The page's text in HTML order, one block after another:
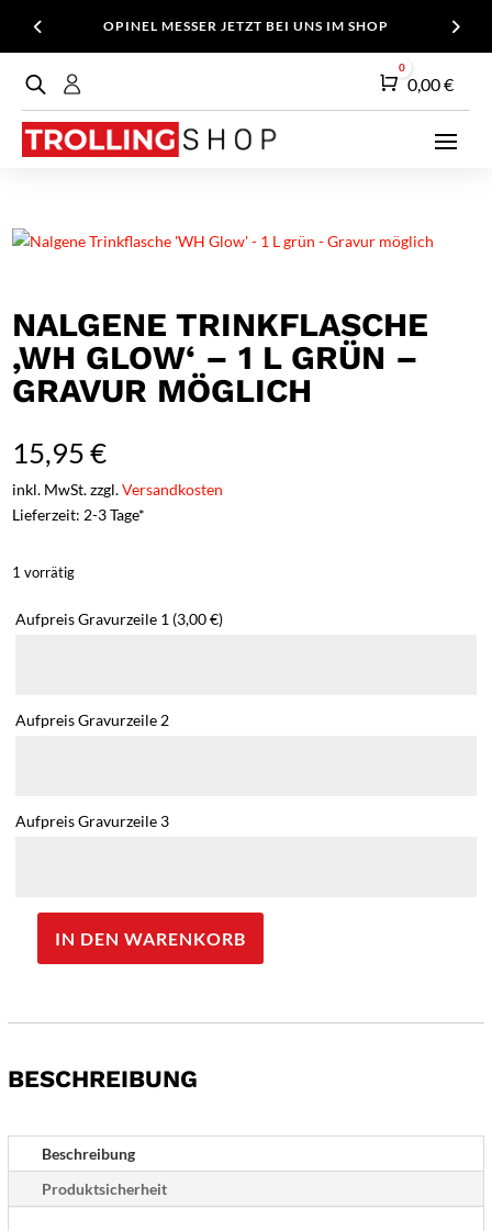
OPINEL MESSER JETZT BEI UNS IM SHOP
Warenkorb
0
0,00€
NALGENE TRINKFLASCHE
‚WH GLOW‘ – 1 L GRÜN –
GRAVUR MÖGLICH
15,95€
inkl. MwSt. zzgl.Versandkosten
Lieferzeit: 2-3 Tage*
1 vorrätig
Aufpreis Gravurzeile 1 (3,00 €)
Aufpreis Gravurzeile 2
Aufpreis Gravurzeile 3
Nalgene
Glow'
1
Gravur
möglich
IN DEN WARENKORB
BESCHREIBUNG
Beschreibung
Produktsicherheit